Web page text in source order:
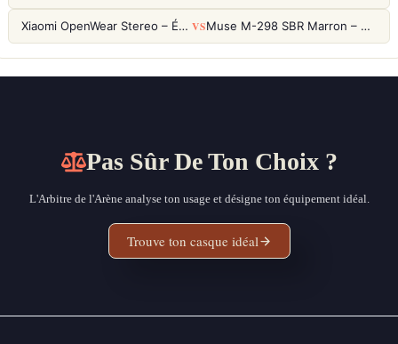
Xiaomi OpenWear Stereo – Écouteurs Open-Ear Hi-Res avec réduction de fuite sonore VS Muse M-298 SBR Marron – Casque Bluetooth ANC avec 66h d'autonomie
Pas Sûr De Ton Choix ?
L'Arbitre de l'Arène analyse ton usage et désigne ton équipement idéal.
Trouve ton casque idéal